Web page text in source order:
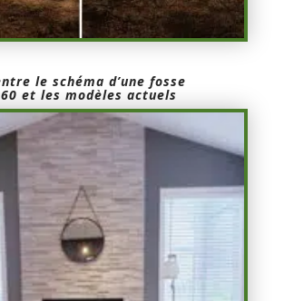
le schéma d’une fosse
et les modèles actuels